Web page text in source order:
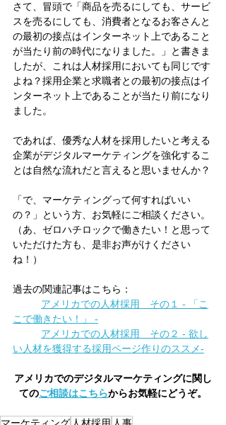
さて、冒頭で「商品を売るにしても、サービ
スを売るにしても、消費者となるお客さんと
の最初の接点はインターネット上であること
が当たり前の時代になりました。」と書きま
したが、これは人材採用においても同じです
よね？採用企業と求職者との最初の接点はイ
ンターネット上であることが当たり前になり
ました。
であれば、優秀な人材を採用したいと考える
企業がデジタルマーケティングを強化するこ
とは自然な流れだと言えると思いませんか？
「で、マーケティングって何すればいい
の？」という方、お気軽にご相談ください。
（あ、ゼロハチロックで働きたい！と思って
いただけた方も、是非お声がけください
ね！）
過去の関連記事はこちら：
アメリカでの人材採用　その１ - 「こ
こで働きたい！」 -
アメリカでの人材採用　その２ - 欲し
い人材を獲得する採用ページ作りのススメ-
アメリカでのデジタルマーケティングに関し
てのご相談はこちらからお気軽にどうぞ。